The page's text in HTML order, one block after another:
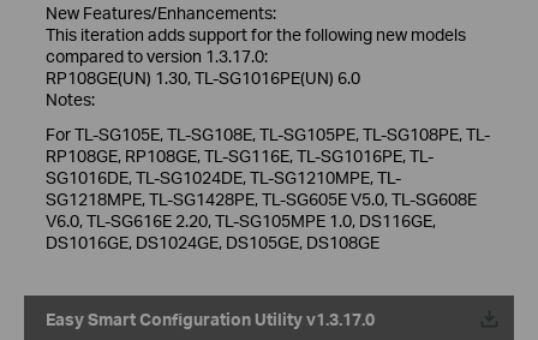
New Features/Enhancements:
This iteration adds support for the following new models
compared to version 1.3.17.0:
RP108GE(UN) 1.30, TL-SG1016PE(UN) 6.0
Notes:
For TL-SG105E, TL-SG108E, TL-SG105PE, TL-SG108PE, TL-
RP108GE, RP108GE, TL-SG116E, TL-SG1016PE, TL-
SG1016DE, TL-SG1024DE, TL-SG1210MPE, TL-
SG1218MPE, TL-SG1428PE, TL-SG605E V5.0, TL-SG608E
V6.0, TL-SG616E 2.20, TL-SG105MPE 1.0, DS116GE,
DS1016GE, DS1024GE, DS105GE, DS108GE
Easy Smart Configuration Utility v1.3.17.0
Về